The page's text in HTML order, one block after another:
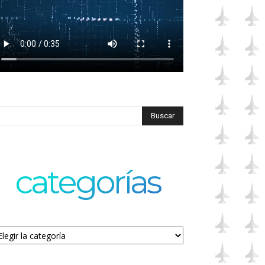
categorías